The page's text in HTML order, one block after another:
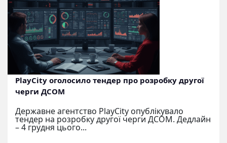
PlayCity оголосило тендер про розробку другої
черги ДСОМ
Державне агентство PlayCity опублікувало
тендер на розробку другої черги ДСОМ. Дедлайн
– 4 грудня цього...